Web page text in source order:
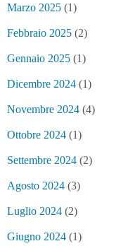
Marzo 2025 (1)
Febbraio 2025 (2)
Gennaio 2025 (1)
Dicembre 2024 (1)
Novembre 2024 (4)
Ottobre 2024 (1)
Settembre 2024 (2)
Agosto 2024 (3)
Luglio 2024 (2)
Giugno 2024 (1)